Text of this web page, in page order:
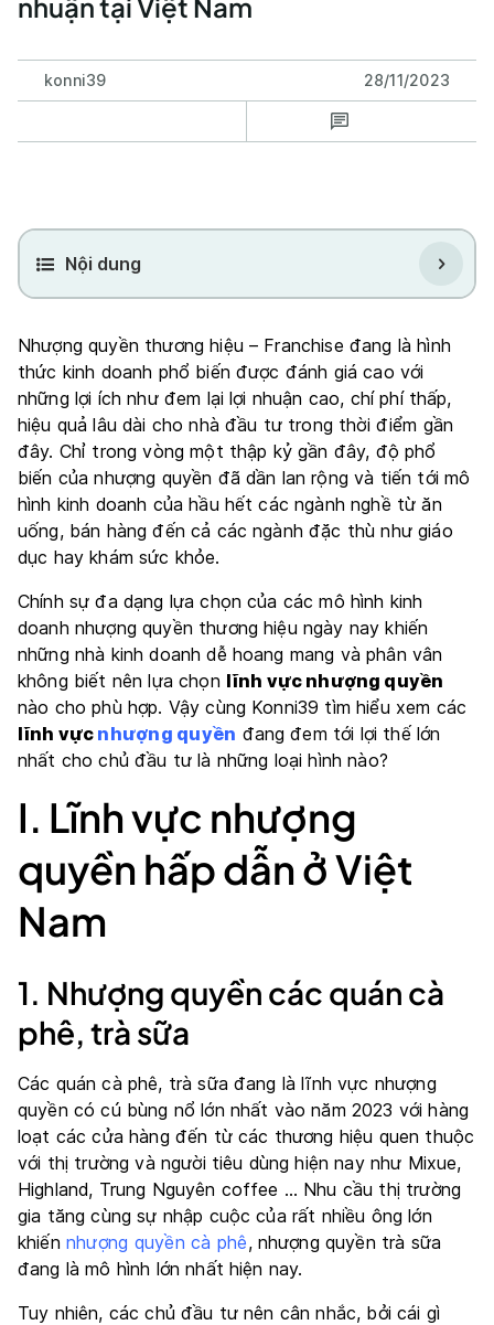
nhuận tại Việt Nam
konni39 28/11/2023
Nội dung
Nhượng quyền thương hiệu – Franchise đang là hình
thức kinh doanh phổ biến được đánh giá cao với
những lợi ích như đem lại lợi nhuận cao, chí phí thấp,
hiệu quả lâu dài cho nhà đầu tư trong thời điểm gần
đây. Chỉ trong vòng một thập kỷ gần đây, độ phổ
biến của nhượng quyền đã dần lan rộng và tiến tới mô
hình kinh doanh của hầu hết các ngành nghề từ ăn
uống, bán hàng đến cả các ngành đặc thù như giáo
dục hay khám sức khỏe.
Chính sự đa dạng lựa chọn của các mô hình kinh
doanh nhượng quyền thương hiệu ngày nay khiến
những nhà kinh doanh dễ hoang mang và phân vân
không biết nên lựa chọn lĩnh vực nhượng quyền
nào cho phù hợp. Vậy cùng Konni39 tìm hiểu xem các
lĩnh vực nhượng quyền đang đem tới lợi thế lớn
nhất cho chủ đầu tư là những loại hình nào?
I. Lĩnh vực nhượng
quyền hấp dẫn ở Việt
Nam
1. Nhượng quyền các quán cà
phê, trà sữa
Các quán cà phê, trà sữa đang là lĩnh vực nhượng
quyền có cú bùng nổ lớn nhất vào năm 2023 với hàng
loạt các cửa hàng đến từ các thương hiệu quen thuộc
với thị trường và người tiêu dùng hiện nay như Mixue,
Highland, Trung Nguyên coffee … Nhu cầu thị trường
gia tăng cùng sự nhập cuộc của rất nhiều ông lớn
khiến nhượng quyền cà phê, nhượng quyền trà sữa
đang là mô hình lớn nhất hiện nay.
Tuy nhiên, các chủ đầu tư nên cân nhắc, bởi cái gì